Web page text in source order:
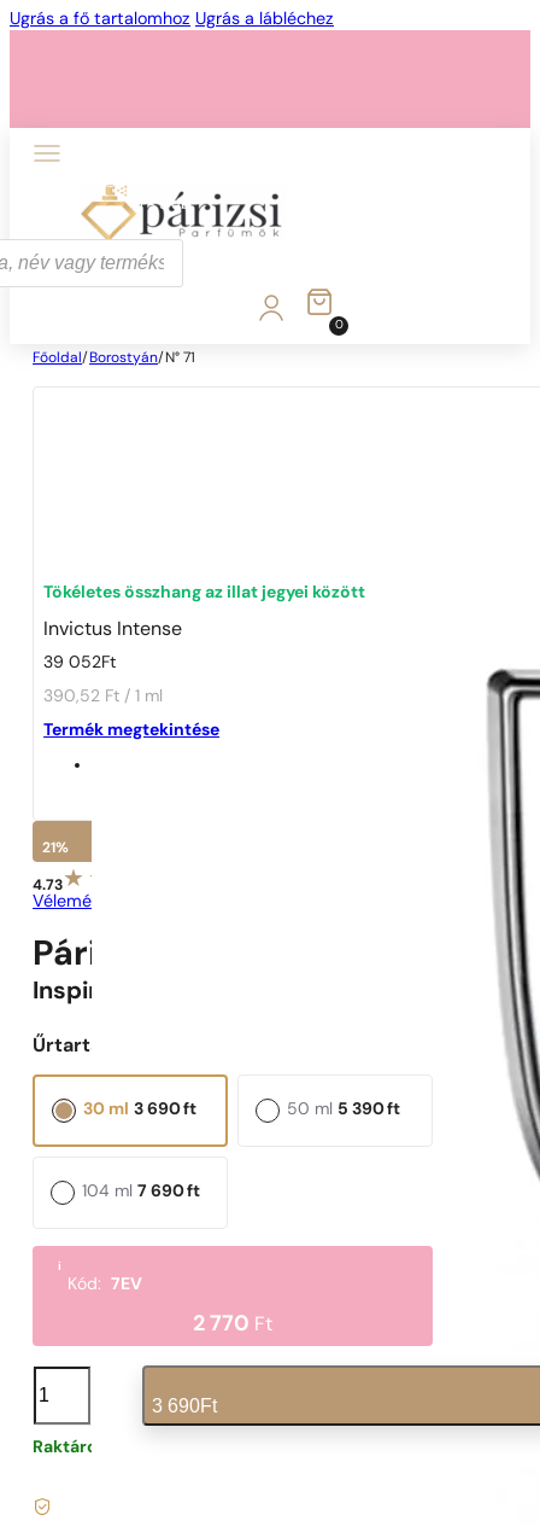
Ugrás a fő tartalomhoz Ugrás a lábléchez
1 - 3 db
0
Főoldal/ Borostyán/ N° 71
Tökéletes összhang az illat jegyei között
Invictus Intense
39 052Ft
390,52 Ft / 1 ml
Termék megtekintése
21%
4.73
Vélemények megtekintése
Párizsi Parfümök N° 71 - %
Inspirálva
Űrtartalom választása:
3 690ft
30 ml 5 390ft
50 ml
7 690ft
104 ml
i
Kód:7EV
2 770 Ft
N°
71
mennyiség
3 690Ft
Raktáron